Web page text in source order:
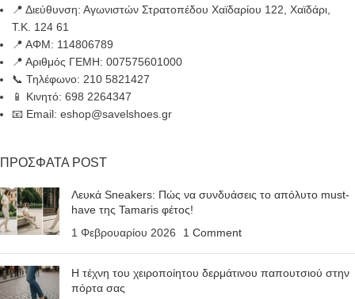
📍 Διεύθυνση: Αγωνιστών Στρατοπέδου Χαϊδαρίου 122, Χαϊδάρι,
Τ.Κ. 124 61
📍 ΑΦΜ: 114806789
📍 Αριθμός ΓΕΜΗ: 007575601000
📞 Τηλέφωνο: 210 5821427
📱 Κινητό: 698 2264347
📧 Email: eshop@savelshoes.gr
ΠΡΟΣΦΑΤΑ POST
Λευκά Sneakers: Πώς να συνδυάσεις το απόλυτο must-
have της Tamaris φέτος!
1 Φεβρουαρίου 2026
1 Comment
Η τέχνη του χειροποίητου δερμάτινου παπουτσιού στην
πόρτα σας